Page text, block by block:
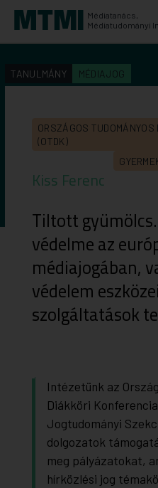
Médiatanács,
Médiatudományi
KERESÉS AZ INTÉZET ANYAGAI KÖZÖTT
indítása
TANULMÁNY MÉDIAJOG
Kiss Ferenc
ORSZÁGOS
(OTDK)
Tiltott
védelme az
médiajogában,
védelem
szolgáltatások
Intézetünk az
Diákköri
Jogtudományi
dolgozatok
meg pályázatokat,
hírközlési jog